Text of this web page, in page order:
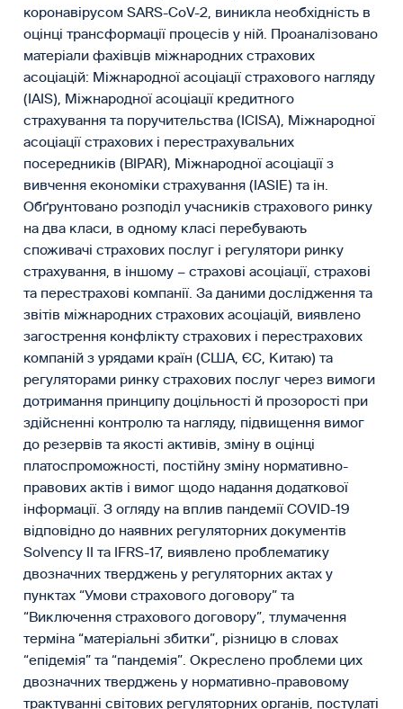
коронавірусом SARS-CoV-2, виникла необхідність в
оцінці трансформації процесів у ній. Проаналізовано
матеріали фахівців міжнародних страхових
асоціацій: Міжнародної асоціації страхового нагляду
(IAIS), Міжнародної асоціації кредитного
страхування та поручитель­ства (ICISA), Міжнародної
асоціації страхових і перестрахувальних
посередників (BIPAR), Міжнародної асоціації з
вивчення економіки страхування (IASIE) та ін.
Обґрунтовано розподіл учасників страхового ринку
на два класи, в одному класі перебувають
споживачі страхових послуг і регулятори ринку
страхування, в іншому – страхові асоціації, страхові
та перестрахові компанії. За даними дослідження та
звітів міжнародних страхових асоціацій, виявлено
загострення конфлікту страхових і перестрахових
компаній з урядами країн (США, ЄС, Китаю) та
регуляторами ринку страхових послуг через вимоги
дотримання принципу доцільності й прозорості при
здійсненні контролю та нагляду, підвищення вимог
до резервів та якості активів, зміну в оцінці
платоспроможності, постійну зміну нормативно-
правових актів і вимог щодо надання додаткової
інформації. З огляду на вплив пандемії СOVID-19
відповідно до наявних регуляторних документів
Solvency II та IFRS-17, виявлено проблематику
двозначних тверджень у регуляторних актах у
пунктах “Умови страхового договору” та
“Виключення страхового договору”, тлумачення
терміна “матеріальні збитки”, різницю в словах
“епідемія” та “пандемія”. Окреслено проблеми цих
двозначних тверджень у нормативно-правовому
трактуванні світових регуляторних органів, постулаті